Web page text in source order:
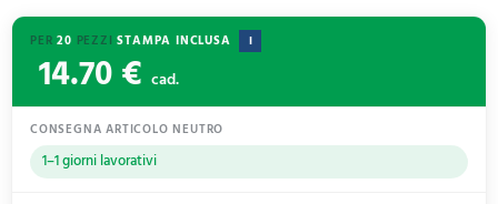
PER20 PEZZISTAMPA INCLUSA I
14.70 € cad.
CONSEGNA ARTICOLO NEUTRO
1–1 giorni lavorativi